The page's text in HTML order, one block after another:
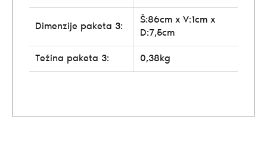
Dimenzije paketa 3:
Š:86cm x V:1cm x
D:7,5cm
Težina paketa 3: 0,38kg